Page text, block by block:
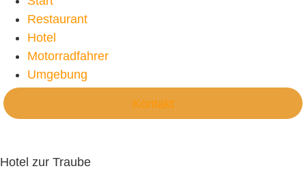
Restaurant
Hotel
Motorradfahrer
Umgebung
Kontakt
Hotel zur Traube